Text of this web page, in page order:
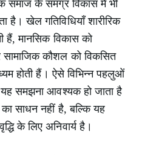
समाज के समग्र विकास में भी
है। खेल गतिविधियाँ शारीरिक
हैं, मानसिक विकास को
सामाजिक कौशल को विकसित
होती हैं। ऐसे विभिन्न पहलुओं
समझना आवश्यक हो जाता है
साधन नहीं है, बल्कि यह
के लिए अनिवार्य है।